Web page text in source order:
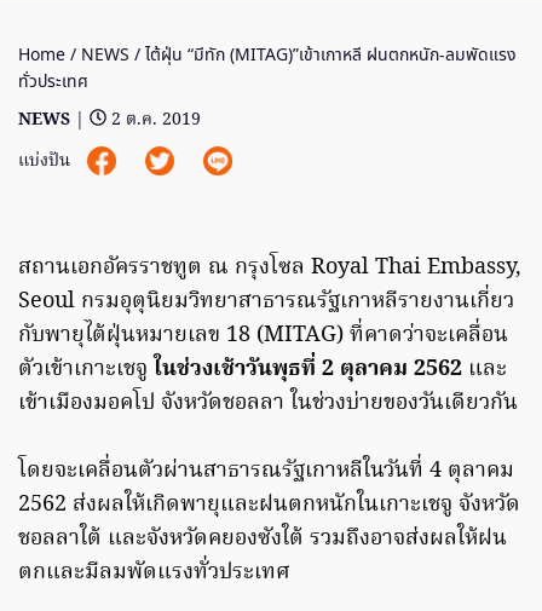
Home/ NEWS / ไต้ฝุ่น “มีทัก (MITAG)”เข้าเกาหลี ฝนตกหนัก-ลมพัดแรง
ทั่วประเทศ
NEWS |
2 ต.ค. 2019
แบ่งปัน
สถานเอกอัครราชทูต ณ กรุงโซล Royal Thai Embassy,
Seoul กรมอุตุนิยมวิทยาสาธารณรัฐเกาหลีรายงานเกี่ยว
กับพายุไต้ฝุ่นหมายเลข 18 (MITAG) ที่คาดว่าจะเคลื่อน
ตัวเข้าเกาะเชจูในช่วงเช้าวันพุธที่ 2 ตุลาคม 2562 และ
เข้าเมืองมอคโป จังหวัดชอลลา ในช่วงบ่ายของวันเดียวกัน
โดยจะเคลื่อนตัวผ่านสาธารณรัฐเกาหลีในวันที่ 4 ตุลาคม
2562 ส่งผลให้เกิดพายุและฝนตกหนักในเกาะเชจู จังหวัด
ชอลลาใต้ และจังหวัดคยองซังใต้ รวมถึงอาจส่งผลให้ฝน
ตกและมีลมพัดแรงทั่วประเทศ